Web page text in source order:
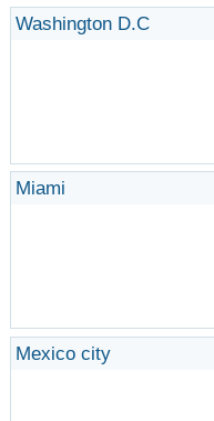
Washington D.C
Miami
Mexico city